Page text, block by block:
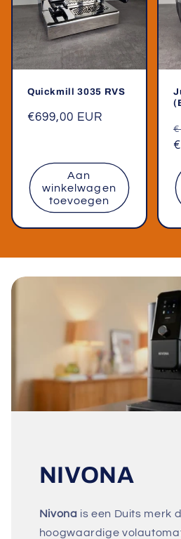
Quickmill 3035 RVS
Normale
€699,00 EUR
Aan
winkelwagen
toevoegen
NIVONA
Nivona is een Duits merk
hoogwaardige